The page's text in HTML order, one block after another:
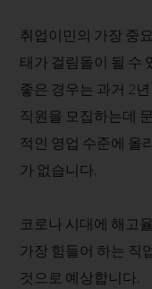
취업이민의 가장 중
태가 걸림돌이 될 수
좋은 경우는 과거 2
직원을 모집하는데
적인 영업 수준에 올
가 없습니다.
코로나 시대에 해고
가장 힘들어 하는 직
것으로 예상합니다.